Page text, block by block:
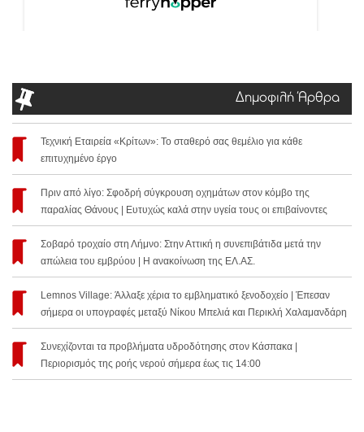
Δημοφιλή Άρθρα
Τεχνική Εταιρεία «Κρίτων»: Το σταθερό σας θεμέλιο για κάθε
επιτυχημένο έργο
Πριν από λίγο: Σφοδρή σύγκρουση οχημάτων στον κόμβο της
παραλίας Θάνους | Ευτυχώς καλά στην υγεία τους οι επιβαίνοντες
Σοβαρό τροχαίο στη Λήμνο: Στην Αττική η συνεπιβάτιδα μετά την
απώλεια του εμβρύου | Η ανακοίνωση της ΕΛ.ΑΣ.
Lemnos Village: Άλλαξε χέρια το εμβληματικό ξενοδοχείο | Έπεσαν
σήμερα οι υπογραφές μεταξύ Νίκου Μπελιά και Περικλή Χαλαμανδάρη
Συνεχίζονται τα προβλήματα υδροδότησης στον Κάσπακα |
Περιορισμός της ροής νερού σήμερα έως τις 14:00